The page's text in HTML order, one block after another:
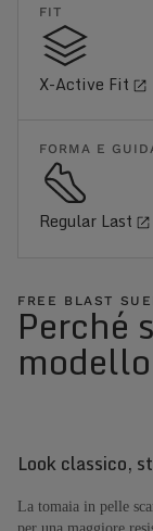
FIT
X-Active Fit
FORMA E
Regular Last
FREE BLAST
Perché
modello
Look classico,
La tomaia in pelle